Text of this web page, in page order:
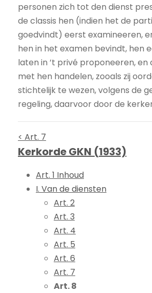
personen zich tot den dienst
de classis hen (indien het de
goedvindt) eerst examineeren,
hen in het examen bevindt, hen
laten in ’t privé proponeeren, en
met hen handelen, zooals zij
stichtelijk te wezen, volgens de
regeling, daarvoor door de
< Art. 7
Kerkorde GKN (1933)
Art. 1 Inhoud
I. Van de diensten
Art. 2
Art. 3
Art. 4
Art. 5
Art. 6
Art. 7
Art. 8